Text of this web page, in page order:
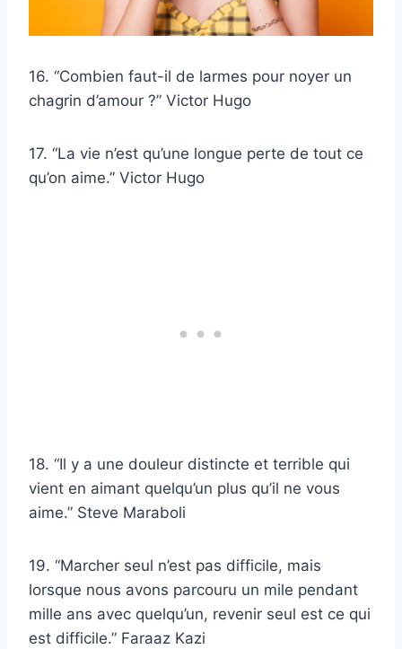
16. “Combien faut-il de larmes pour noyer un
chagrin d’amour ?” Victor Hugo
17. “La vie n’est qu’une longue perte de tout ce
qu’on aime.” Victor Hugo
18. “Il y a une douleur distincte et terrible qui
vient en aimant quelqu’un plus qu’il ne vous
aime.” Steve Maraboli
19. “Marcher seul n’est pas difficile, mais
lorsque nous avons parcouru un mile pendant
mille ans avec quelqu’un, revenir seul est ce qui
est difficile.” Faraaz Kazi